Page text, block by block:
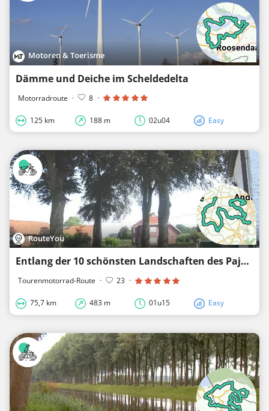
Motoren & Toerisme
Dämme und Deiche im Scheldedelta
Motorradroute · 8 ·
125 km 188 m 02u04 Easy
RouteYou
Entlang der 10 schönsten Landschaften des Pajottenlandes
Tourenmotorrad-Route · 23 ·
75,7 km 483 m 01u15 Easy